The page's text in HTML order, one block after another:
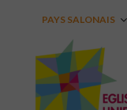
PAYS SALONAIS